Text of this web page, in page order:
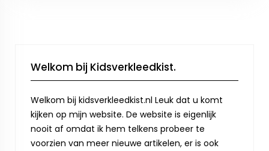
Welkom bij Kidsverkleedkist.
Welkom bij kidsverkleedkist.nl Leuk dat u komt
kijken op mijn website. De website is eigenlijk
nooit af omdat ik hem telkens probeer te
voorzien van meer nieuwe artikelen, er is ook